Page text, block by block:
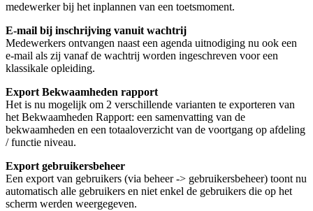
medewerker bij het inplannen van een toetsmoment.
E-mail bij inschrijving vanuit wachtrij
Medewerkers ontvangen naast een agenda uitnodiging nu ook een
e-mail als zij vanaf de wachtrij worden ingeschreven voor een
klassikale opleiding.
Export Bekwaamheden rapport
Het is nu mogelijk om 2 verschillende varianten te exporteren van
het Bekwaamheden Rapport: een samenvatting van de
bekwaamheden en een totaaloverzicht van de voortgang op afdeling
/ functie niveau.
Export gebruikersbeheer
Een export van gebruikers (via beheer -> gebruikersbeheer) toont nu
automatisch alle gebruikers en niet enkel de gebruikers die op het
scherm werden weergegeven.